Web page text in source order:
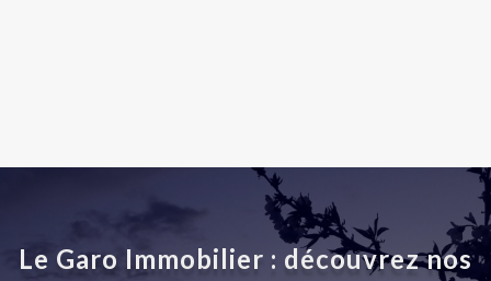
Le Garo Immobilier : découvrez nos